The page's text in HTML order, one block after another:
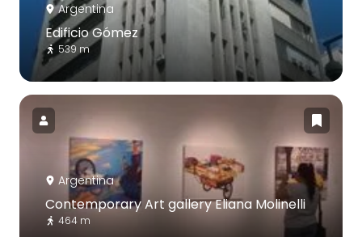
Argentina
Edificio Gómez
539 m
Argentina
Contemporary Art gallery Eliana Molinelli
464 m